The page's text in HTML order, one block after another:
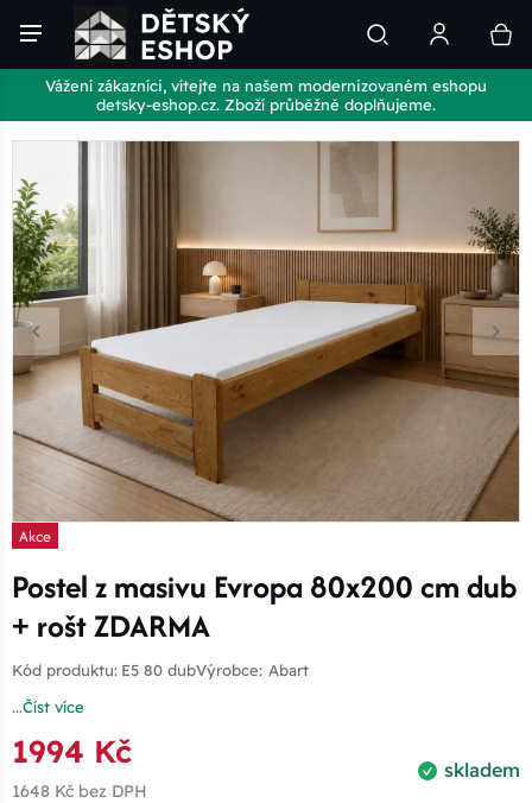
Vážení zákazníci, vítejte na našem modernizovaném eshopu
detsky-eshop.cz. Zboží průběžně doplňujeme.
Akce
Postel z masivu Evropa 80x200 cm dub
+ rošt ZDARMA
Kód produktu: E5 80 dubVýrobce: Abart
...Číst více
skladem
1994 Kč
1648 Kč bez DPH